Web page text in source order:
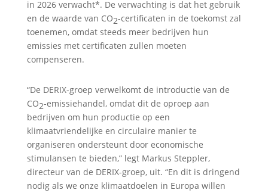
in 2026 verwacht*. De verwachting is dat het gebruik
en de waarde van CO2-certificaten in de toekomst zal
toenemen, omdat steeds meer bedrijven hun
emissies met certificaten zullen moeten
compenseren.
“De DERIX-groep verwelkomt de introductie van de
CO2-emissiehandel, omdat dit de oproep aan
bedrijven om hun productie op een
klimaatvriendelijke en circulaire manier te
organiseren ondersteunt door economische
stimulansen te bieden,” legt Markus Steppler,
directeur van de DERIX-groep, uit. “En dit is dringend
nodig als we onze klimaatdoelen in Europa willen